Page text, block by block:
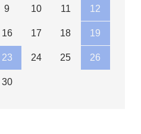
9 10 11 12
16 17 18 19
23 24 25 26
30